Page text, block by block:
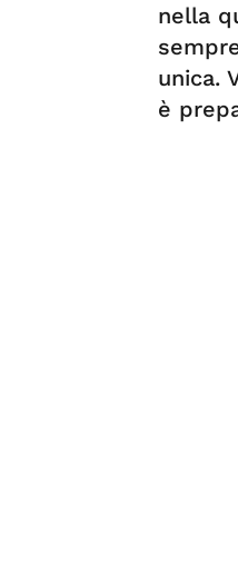
nella
unica.
è